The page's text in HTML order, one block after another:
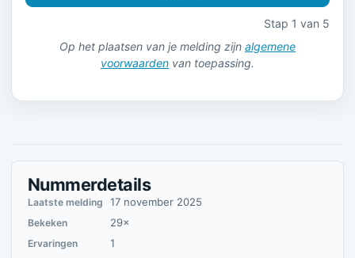
Stap 1 van 5
Op het plaatsen van je melding zijn algemene
voorwaarden van toepassing.
Nummerdetails
Laatste melding 17 november 2025
Bekeken 29×
Ervaringen 1